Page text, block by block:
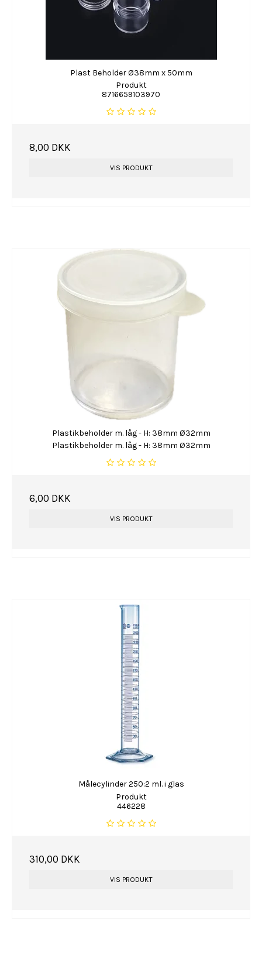
Plast Beholder Ø38mm x 50mm
Produkt
8716659103970
8,00 DKK
VIS PRODUKT
Plastikbeholder m. låg - H: 38mm Ø32mm
Plastikbeholder m. låg - H: 38mm Ø32mm
6,00 DKK
VIS PRODUKT
Målecylinder 250:2 ml. i glas
Produkt
446228
310,00 DKK
VIS PRODUKT